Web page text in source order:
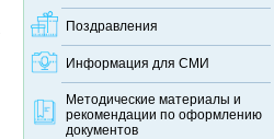
Поздравления
Информация для СМИ
Методические материалы и
рекомендации по оформлению
документов